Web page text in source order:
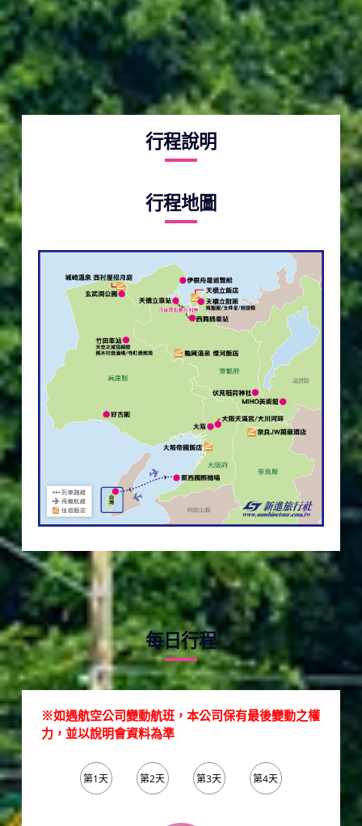
行程說明
行程地圖
每日行程
※如遇航空公司變動航班，本公司保有最後變動之權
力，並以說明會資料為準
第1天 第2天 第3天 第4天